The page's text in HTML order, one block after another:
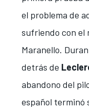
el problema de
sufriendo con el
Maranello.
detrás de
abandono del
español terminó